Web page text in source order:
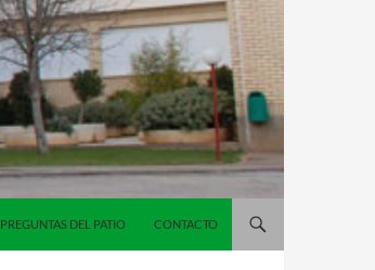
PREGUNTAS DEL PATIO CONTACTO